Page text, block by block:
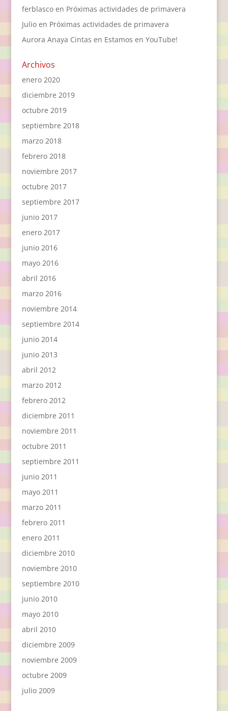
ferblascoen Próximas actividades de primavera
Julioen Próximas actividades de primavera
Aurora Anaya Cintas en Estamos en YouTube!
Archivos
enero 2020
diciembre 2019
octubre 2019
septiembre 2018
marzo 2018
febrero 2018
noviembre 2017
octubre 2017
septiembre 2017
junio 2017
enero 2017
junio 2016
mayo 2016
abril 2016
marzo 2016
noviembre 2014
septiembre 2014
junio 2014
junio 2013
abril 2012
marzo 2012
febrero 2012
diciembre 2011
noviembre 2011
octubre 2011
septiembre 2011
junio 2011
mayo 2011
marzo 2011
febrero 2011
enero 2011
diciembre 2010
noviembre 2010
septiembre 2010
junio 2010
mayo 2010
abril 2010
diciembre 2009
noviembre 2009
octubre 2009
julio 2009